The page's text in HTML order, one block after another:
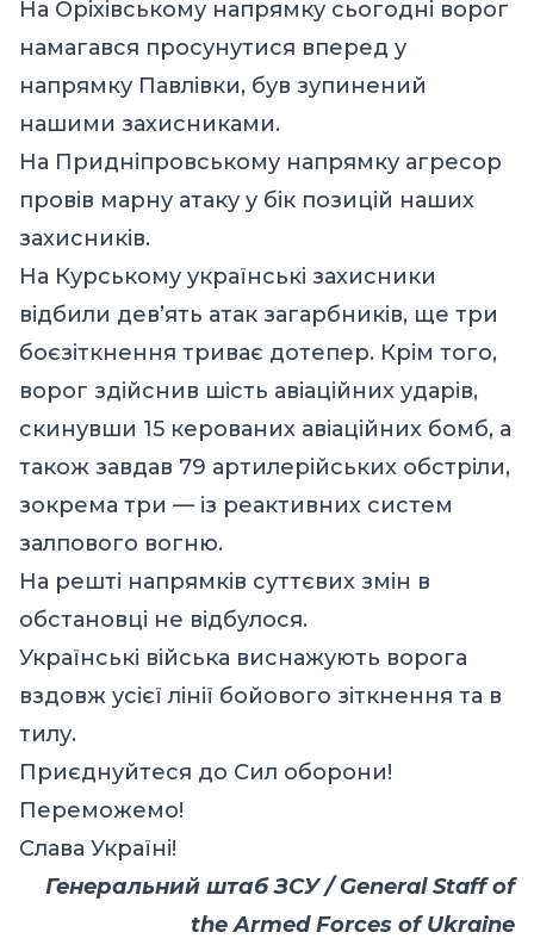
На Оріхівському напрямку сьогодні ворог
намагався просунутися вперед у
напрямку Павлівки, був зупинений
нашими захисниками.
На Придніпровському напрямку агресор
провів марну атаку у бік позицій наших
захисників.
На Курському українські захисники
відбили дев’ять атак загарбників, ще три
боєзіткнення триває дотепер. Крім того,
ворог здійснив шість авіаційних ударів,
скинувши 15 керованих авіаційних бомб, а
також завдав 79 артилерійських обстріли,
зокрема три — із реактивних систем
залпового вогню.
На решті напрямків суттєвих змін в
обстановці не відбулося.
Українські війська виснажують ворога
вздовж усієї лінії бойового зіткнення та в
тилу.
Приєднуйтеся до Сил оборони!
Переможемо!
Слава Україні!
Генеральний штаб ЗСУ / General Staff of
the Armed Forces of Ukraine